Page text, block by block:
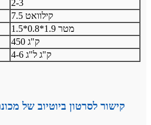
2-3
7.5 קילוואט
1.5*0.8*1.9 מטר
450 ק"ג
4-6 ק"ג ל"ג
קישור לסרטון ביוטיוב של